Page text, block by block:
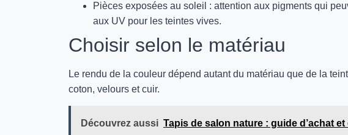
Pièces exposées au soleil : attention aux pigments qui
aux UV pour les teintes vives.
Choisir selon le matériau
Le rendu de la couleur dépend autant du matériau que de la
coton, velours et cuir.
Découvrez aussi Tapis de salon nature : guide d’achat et